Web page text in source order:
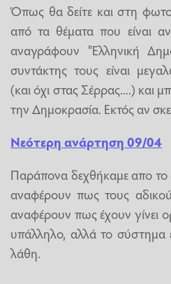
Όπως θα δείτε και στη
από τα θέματα που είναι
αναγράφουν "Ελληνική
συντάκτης τους είναι
(και όχι στας Σέρρας....) και
την Δημοκρασία. Εκτός αν
Νεότερη ανάρτηση 09/04
Παράπονα δεχθήκαμε απο
αναφέρουν πως τους
αναφέρουν πως έχουν γίνει
υπάλληλο, αλλά το σύστημα
λάθη.